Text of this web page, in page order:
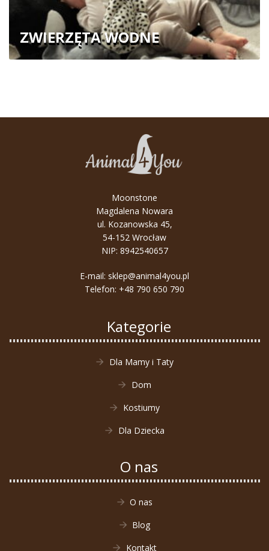
ZWIERZĘTA WODNE
Moonstone
Magdalena Nowara
ul. Kozanowska 45,
54-152 Wrocław
NIP: 8942540657
E-mail: sklep@animal4you.pl
Telefon: +48 790 650 790
Kategorie
Dla Mamy i Taty
Dom
Kostiumy
Dla Dziecka
O nas
O nas
Blog
Kontakt